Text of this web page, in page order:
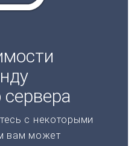
сервера
с некоторыми
вам может